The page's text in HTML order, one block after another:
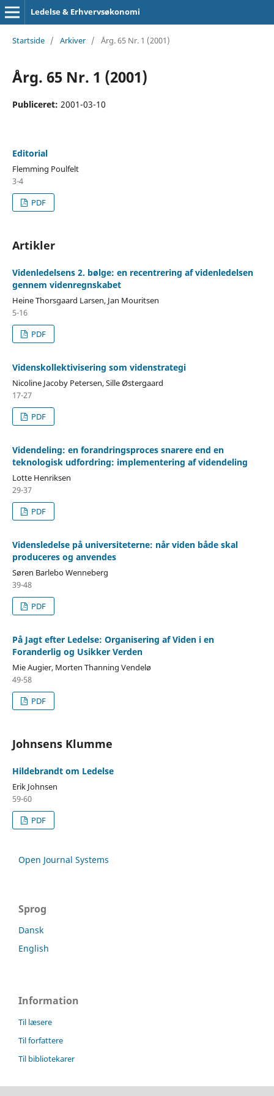
Ledelse & Erhvervsøkonomi
Startside / Arkiver / Årg. 65 Nr. 1 (2001)
Årg. 65 Nr. 1 (2001)
Publiceret: 2001-03-10
Editorial
Flemming Poulfelt
3-4
PDF
Artikler
Videnledelsens 2. bølge: en recentrering af videnledelsen
gennem videnregnskabet
Heine Thorsgaard Larsen, Jan Mouritsen
5-16
PDF
Videnskollektivisering som videnstrategi
Nicoline Jacoby Petersen, Sille Østergaard
17-27
PDF
Videndeling: en forandringsproces snarere end en
teknologisk udfordring: implementering af videndeling
Lotte Henriksen
29-37
PDF
Vidensledelse på universiteterne: når viden både skal
produceres og anvendes
Søren Barlebo Wenneberg
39-48
PDF
På Jagt efter Ledelse: Organisering af Viden i en
Foranderlig og Usikker Verden
Mie Augier, Morten Thanning Vendelø
49-58
PDF
Johnsens Klumme
Hildebrandt om Ledelse
Erik Johnsen
59-60
PDF
Open Journal Systems
Sprog
Dansk
English
Information
Til læsere
Til forfattere
Til bibliotekarer